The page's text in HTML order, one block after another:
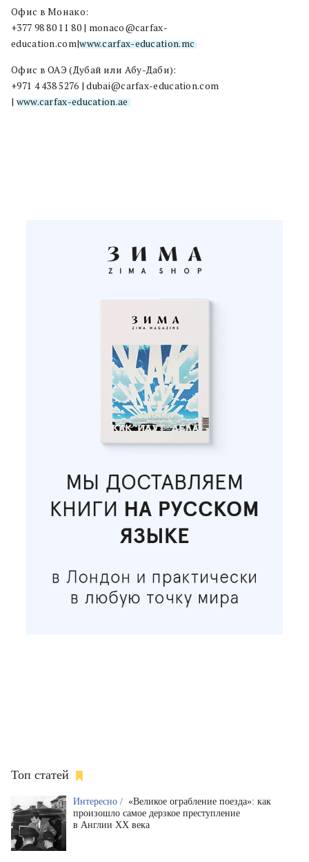
Офис в Монако:
+377 98 80 11 80 | monaco@carfax-
education.com|www.carfax-education.mc
Офис в ОАЭ (Дубай или Абу-Даби):
+971 4 438 5276 | dubai@carfax-education.com
| www.carfax-education.ae
Топ статей
Интересно / «Великое ограбление поезда»: как
произошло самое дерзкое преступление
в Англии XX века